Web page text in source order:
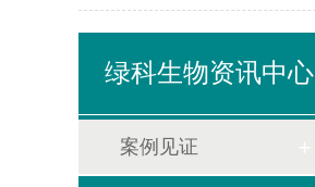
绿科生物资讯中心
案例见证